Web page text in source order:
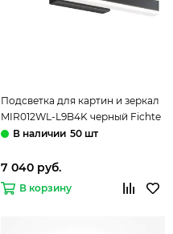
Подсветка для картин и зеркал
MIR012WL-L9B4K черный Fichte
Maytoni
50 шт
7 040 руб.
В корзину